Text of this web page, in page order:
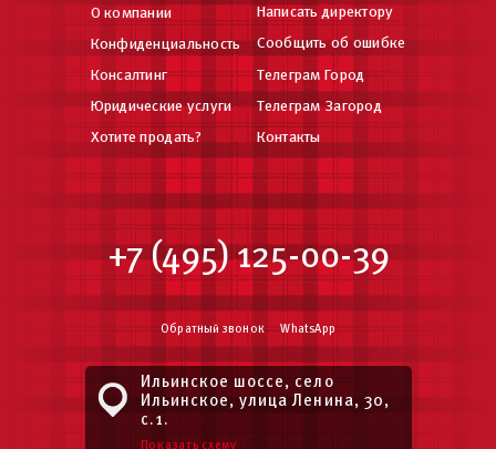
О компании
Конфиденциальность
Консалтинг
Юридические услуги
Хотите продать?
Написать директору
Сообщить об ошибке
Телеграм Город
Телеграм Загород
Контакты
+7 (495) 125-00-39
Обратный звонок WhatsApp
Ильинское шоссе, село
Ильинское, улица Ленина, 30,
с.1.
Показать схему